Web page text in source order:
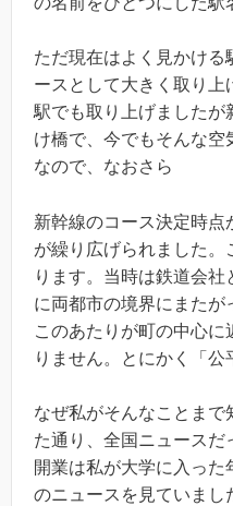
ただ現在はよく見かける
ースとして大きく取り
駅でも取り上げましたが
け橋で、今でもそんな空
なので、なおさら
新幹線のコース決定時
が繰り広げられました。
ります。当時は鉄道会
に両都市の境界にまたが
このあたりが町の中心
りません。とにかく「公
なぜ私がそんなことまで
た通り、全国ニュース
開業は私が大学に入っ
のニュースを見ていまし